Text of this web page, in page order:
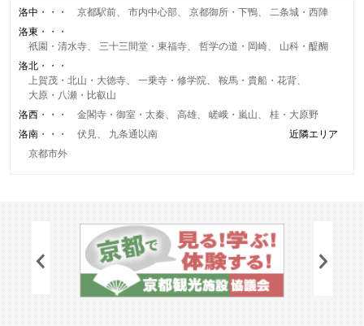
洛中 京都駅前 市内中心部 京都御所・下鴨
二条城・西陣
洛東
祇園・清水寺
三十三間堂・東福寺 哲学の道・岡崎
山科・醍醐
洛北
上賀茂・北山・大徳寺
一乗寺・修学院
鞍馬・貴船・花背
大原・八瀬・比叡山
洛西
金閣寺・御室・太秦 高雄 嵯峨・嵐山
桂・大原野
洛南
伏見 九条通以南
近隣エリア
京都市外